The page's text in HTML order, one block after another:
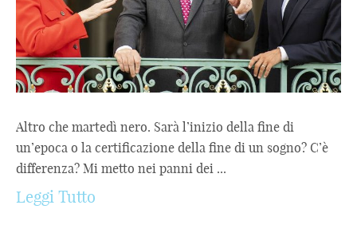
Altro che martedì nero. Sarà l’inizio della fine di
un’epoca o la certificazione della fine di un sogno? C’è
differenza? Mi metto nei panni dei ...
Leggi Tutto